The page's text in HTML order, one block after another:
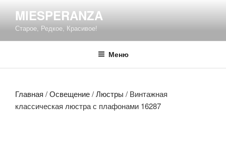
содержимому
MIESPERANZA
Старое, Редкое, Красивое!
Меню
Главная /Освещение/Люстры / Винтажная
классическая люстра с плафонами 16287